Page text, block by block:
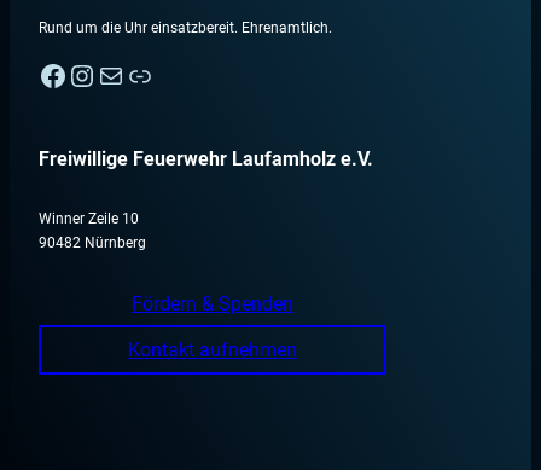
Rund um die Uhr einsatzbereit. Ehrenamtlich.
Facebook Instagram E-Mail Nebenan
Freiwillige Feuerwehr Laufamholz e.V.
Winner Zeile 10
90482 Nürnberg
Fördern & Spenden
Kontakt aufnehmen